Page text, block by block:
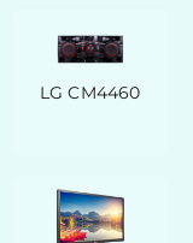
LG CM4460